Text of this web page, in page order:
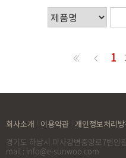
1
회사소개 이용약관 개인정보처리방
경기도 하남시 미사강변중앙로7번안
mail : info@e-sunwoo.com